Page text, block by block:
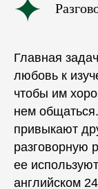
Главная
любовь к
чтобы им
нем
привыкают
разговорную
ее
английском